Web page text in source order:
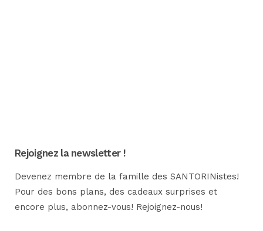
Rejoignez la newsletter !
Devenez membre de la famille des SANTORINistes!
Pour des bons plans, des cadeaux surprises et
encore plus, abonnez-vous! Rejoignez-nous!